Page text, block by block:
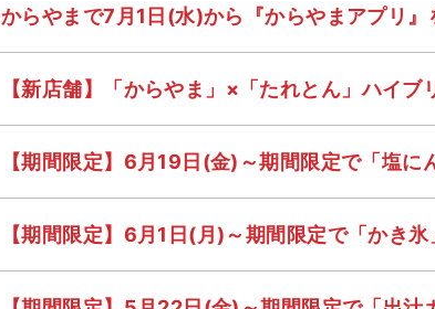
からやまで7月1日(水)から『からやまアプリ』
【新店舗】「からやま」×「たれとん」ハイ
【期間限定】6月19日(金)～期間限定で「塩
【期間限定】6月1日(月)～期間限定で「かき